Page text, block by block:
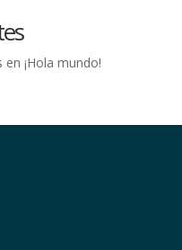
en ¡Hola mundo!